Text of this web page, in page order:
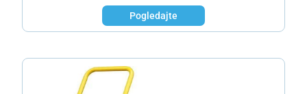
Pogledajte